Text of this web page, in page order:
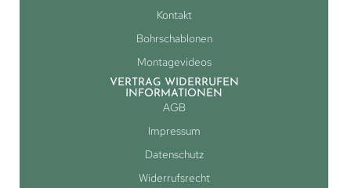
Kontakt
Bohrschablonen
Montagevideos
VERTRAG WIDERRUFEN
INFORMATIONEN
AGB
Impressum
Datenschutz
Widerrufsrecht